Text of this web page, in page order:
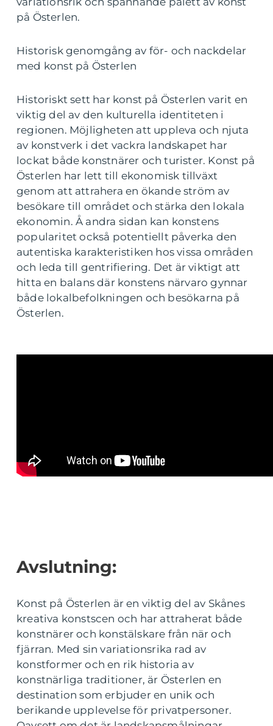
på Österlen.
Historisk genomgång av för- och nackdelar
med konst på Österlen
Historiskt sett har konst på Österlen varit en
viktig del av den kulturella identiteten i
regionen. Möjligheten att uppleva och njuta
av konstverk i det vackra landskapet har
lockat både konstnärer och turister. Konst på
Österlen har lett till ekonomisk tillväxt
genom att attrahera en ökande ström av
besökare till området och stärka den lokala
ekonomin. Å andra sidan kan konstens
popularitet också potentiellt påverka den
autentiska karakteristiken hos vissa områden
och leda till gentrifiering. Det är viktigt att
hitta en balans där konstens närvaro gynnar
både lokalbefolkningen och besökarna på
Österlen.
Avslutning:
Konst på Österlen är en viktig del av Skånes
kreativa konstscen och har attraherat både
konstnärer och konstälskare från när och
fjärran. Med sin variationsrika rad av
konstformer och en rik historia av
konstnärliga traditioner, är Österlen en
destination som erbjuder en unik och
berikande upplevelse för privatpersoner.